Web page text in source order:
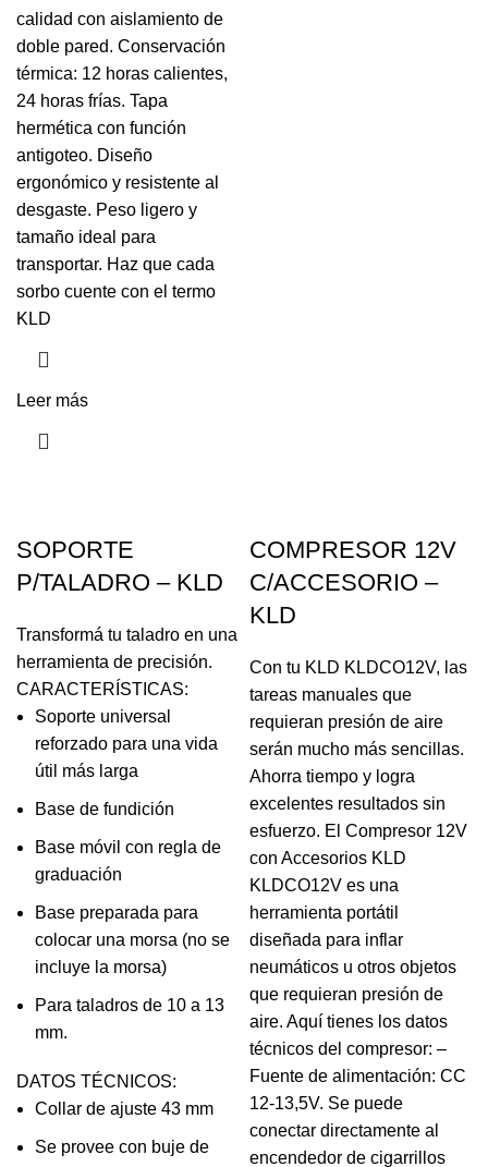
calidad con aislamiento de
doble pared. Conservación
térmica: 12 horas calientes,
24 horas frías. Tapa
hermética con función
antigoteo. Diseño
ergonómico y resistente al
desgaste. Peso ligero y
tamaño ideal para
transportar. Haz que cada
sorbo cuente con el termo
KLD
Leer más
SOPORTE
P/TALADRO – KLD
Transformá tu taladro en una
herramienta de precisión.
CARACTERÍSTICAS:
Soporte universal
reforzado para una vida
útil más larga
Base de fundición
Base móvil con regla de
graduación
Base preparada para
colocar una morsa (no se
incluye la morsa)
Para taladros de 10 a 13
mm.
DATOS TÉCNICOS:
Collar de ajuste 43 mm
Se provee con buje de
COMPRESOR 12V
C/ACCESORIO –
KLD
Con tu KLD KLDCO12V, las
tareas manuales que
requieran presión de aire
serán mucho más sencillas.
Ahorra tiempo y logra
excelentes resultados sin
esfuerzo. El Compresor 12V
con Accesorios KLD
KLDCO12V es una
herramienta portátil
diseñada para inflar
neumáticos u otros objetos
que requieran presión de
aire. Aquí tienes los datos
técnicos del compresor: –
Fuente de alimentación: CC
12-13,5V. Se puede
conectar directamente al
encendedor de cigarrillos